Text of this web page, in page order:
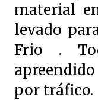
material
levado
Frio .
por tráfico.